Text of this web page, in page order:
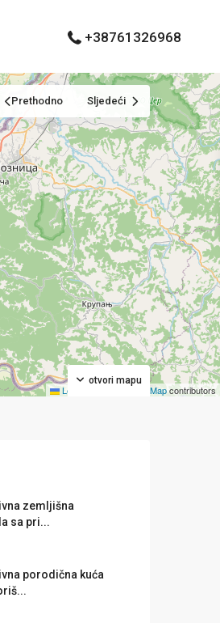
+38761326968
Leaflet OpenStreetMapcontributors
otvori mapu
Prethodno Sljedeći
zemljišna
sa pri...
porodična kuća